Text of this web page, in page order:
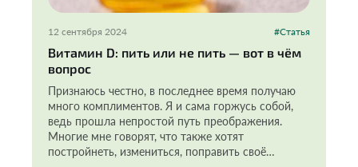
12 сентября 2024 #Статья
Витамин D: пить или не пить — вот в чём
вопрос
Признаюсь честно, в последнее время получаю
много комплиментов. Я и сама горжусь собой,
ведь прошла непростой путь преображения.
Многие мне говорят, что также хотят
постройнеть, измениться, поправить своё